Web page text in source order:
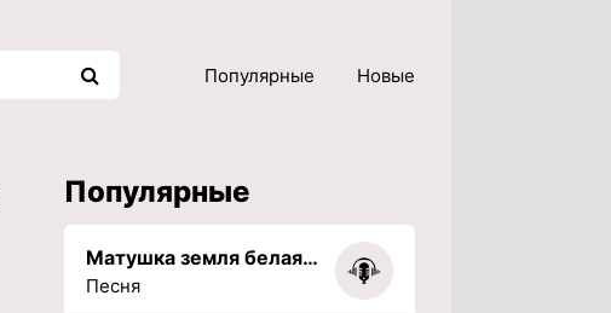
Популярные Новые
Популярные
Матушка земля белая березонька
Песня